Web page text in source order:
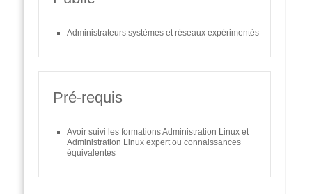
Administrateurs systèmes et réseaux expérimentés
Pré-requis
Avoir suivi les formations Administration Linux et
Administration Linux expert ou connaissances
équivalentes